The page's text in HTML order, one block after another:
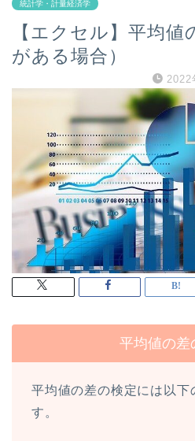
統計学・計量経済学
【エクセル】平均
がある場合）
2022
平均値の差
平均値の差の検定には以下
す。